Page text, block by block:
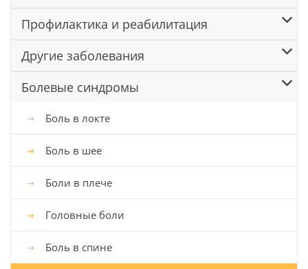
Профилактика и реабилитация
Другие заболевания
Болевые синдромы
Боль в локте
Боль в шее
Боли в плече
Головные боли
Боль в спине